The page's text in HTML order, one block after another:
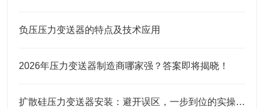
负压压力变送器的特点及技术应用
2026年压力变送器制造商哪家强？答案即将揭晓！
扩散硅压力变送器安装：避开误区，一步到位的实操指南